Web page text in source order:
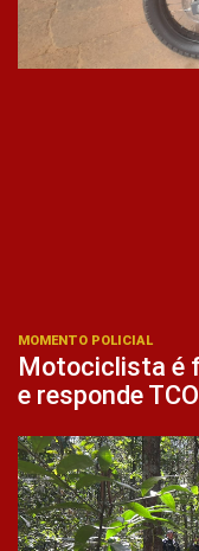
MOMENTO POLICIAL
Motociclista é
e responde